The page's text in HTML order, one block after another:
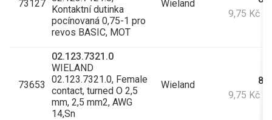
73127
Kontaktní dutinka
pocínovaná 0,75-1 pro
revos BASIC, MOT
Wieland
9,75 Kč s
73653
02.123.7321.0
WIELAND
02.123.7321.0, Female
contact, turned O 2,5
mm, 2,5 mm2, AWG
14,Sn
Wieland
9,75 Kč s